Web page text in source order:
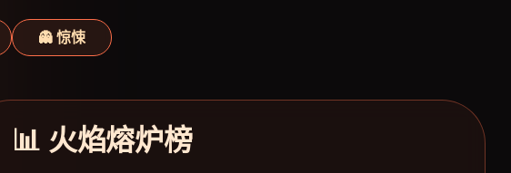
👻 惊悚
📊 火焰熔炉榜